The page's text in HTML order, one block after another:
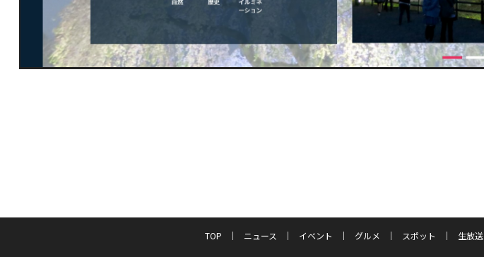
TOP ニュース イベント グルメ スポット 生放送